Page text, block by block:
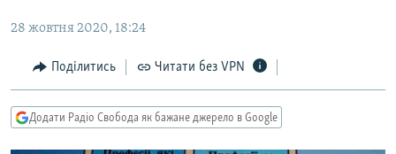
до
навігації
Перейти
до
ПОЛІТИКА
ЕКОНОМІКА
КУЛЬТУРА
ВІЙНА
РОСІЙСЬКА «ФІЛЬТРАЦІЯ»
КРИМ.РЕАЛІЇ
28 жовтня 2020, 18:24
Поділитись Читати без VPN
Додати Радіо Свобода як бажане джерело в Google